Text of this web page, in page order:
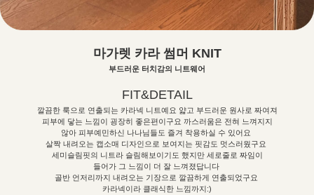
마가렛 카라 썸머 KNIT
부드러운 터치감의 니트웨어
FIT&DETAIL
깔끔한 룩으로 연출되는 카라넥 니트예요 얇고 부드러운 원사로 짜여져
피부에 닿는 느낌이 굉장히 좋은편이구요 까스러움은 전혀 느껴지지
않아 피부예민하신 나나님들도 즐겨 착용하실 수 있어요
살짝 내려오는 캡소매 디자인으로 보여지는 핏감도 멋스러웠구요
세미슬림핏의 니트라 슬림해보이기도 했지만 세로줄로 짜임이
들어가 그 느낌이 더 잘 느껴졌답니다
골반 언저리까지 내려오는 기장으로 깔끔하게 연출되었구요
카라넥이라 클래식한 느낌까지:)